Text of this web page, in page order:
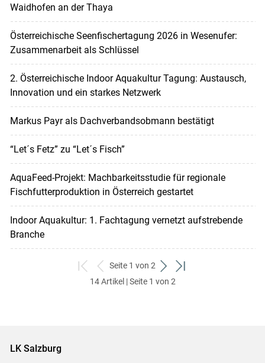
Waidhofen an der Thaya
Österreichische Seenfischertagung 2026 in Wesenufer:
Zusammenarbeit als Schlüssel
2. Österreichische Indoor Aquakultur Tagung: Austausch,
Innovation und ein starkes Netzwerk
Markus Payr als Dachverbandsobmann bestätigt
“Let´s Fetz” zu “Let´s Fisch”
AquaFeed-Projekt: Machbarkeitsstudie für regionale
Fischfutterproduktion in Österreich gestartet
Indoor Aquakultur: 1. Fachtagung vernetzt aufstrebende
Branche
zum
ersten
zurück
zum
Seite 1 von 2
weiter
zum
zum
14 Artikel | Seite 1 von 2
LK Salzburg